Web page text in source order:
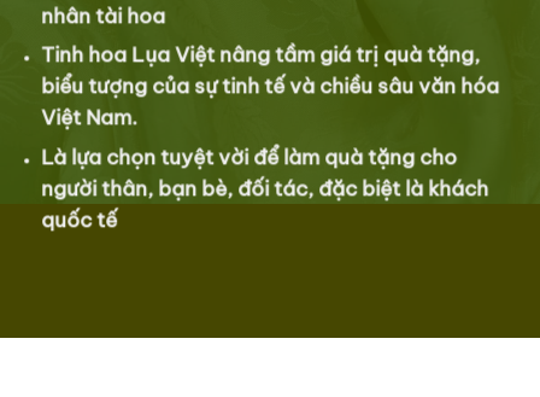
nhân tài hoa
Tinh hoa Lụa Việt nâng tầm giá trị quà tặng,
biểu tượng của sự tinh tế và chiều sâu văn hóa
Việt Nam.
Là lựa chọn tuyệt vời để làm quà tặng cho
người thân, bạn bè, đối tác, đặc biệt là khách
quốc tế